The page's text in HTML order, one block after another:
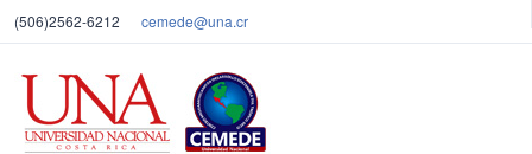
(506)2562-6212 cemede@una.cr